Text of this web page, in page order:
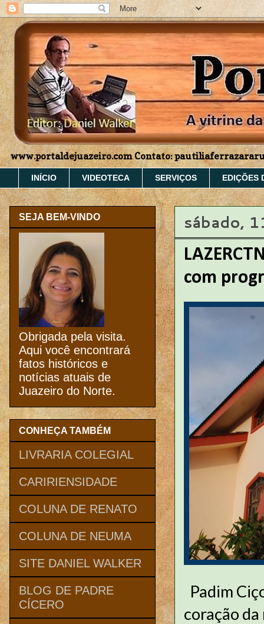
www.portaldejuazeiro.com Contato:
INÍCIO VIDEOTECA SERVIÇOS EDIÇÕES
sábado,
com
Padim
coração
SEJA BEM-VINDO
Obrigada pela visita.
Aqui você encontrará
fatos históricos e
notícias atuais de
Juazeiro do Norte.
CONHEÇA TAMBÉM
LIVRARIA COLEGIAL
CARIRIENSIDADE
COLUNA DE RENATO
COLUNA DE NEUMA
SITE DANIEL WALKER
BLOG DE PADRE
CÍCERO